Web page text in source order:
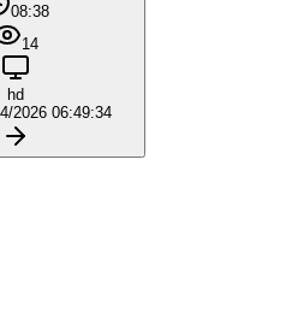
08:38
14
hd
2026 06:49:34